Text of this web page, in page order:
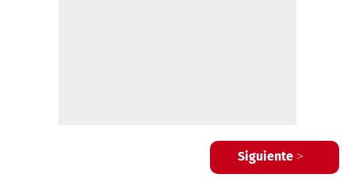
Siguiente >